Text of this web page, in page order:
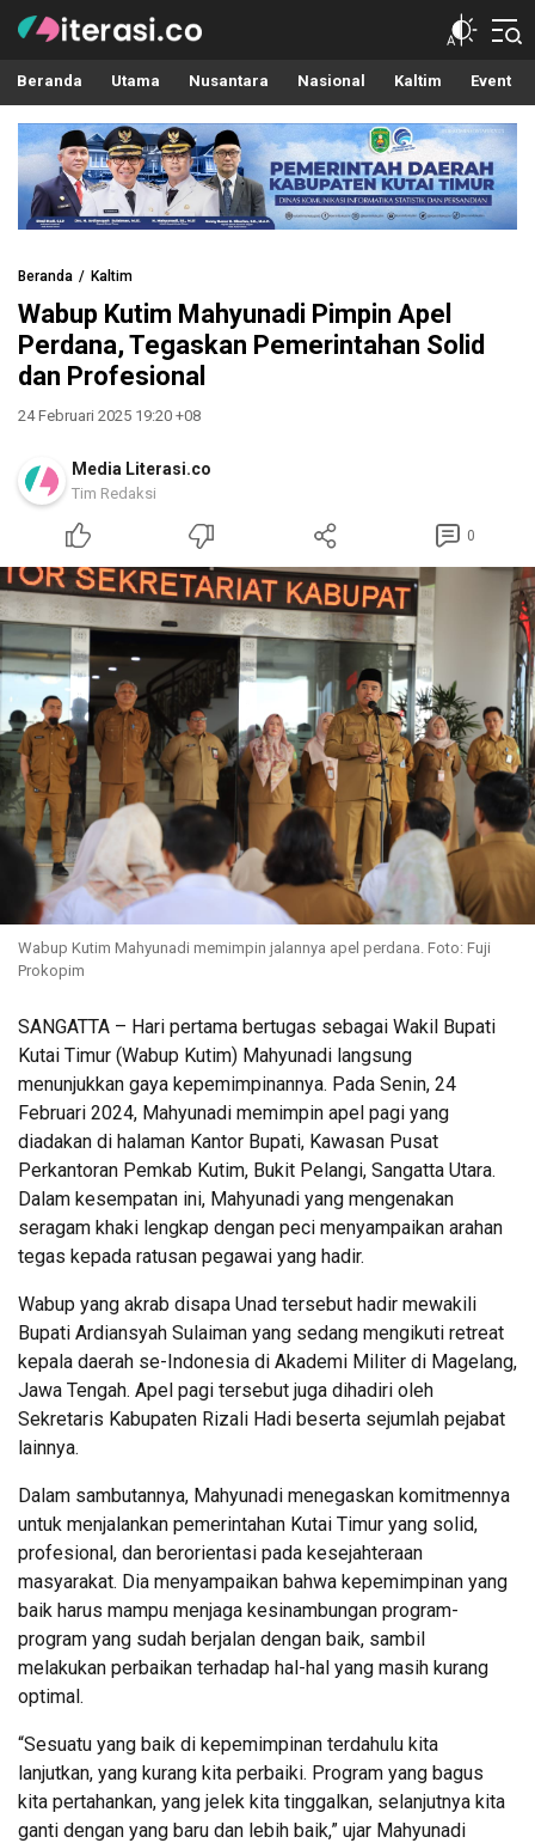
Literasi.co
Pilar Informasi
Beranda Utama Nusantara Nasional Kaltim Event
Beranda Kaltim
Wabup Kutim Mahyunadi Pimpin Apel
Perdana, Tegaskan Pemerintahan Solid
dan Profesional
24 Februari 2025 19:20 +08
Media Literasi.co
Tim Redaksi
0
Wabup Kutim Mahyunadi memimpin jalannya apel perdana. Foto: Fuji
Prokopim
SANGATTA – Hari pertama bertugas sebagai Wakil Bupati
Kutai Timur (Wabup Kutim) Mahyunadi langsung
menunjukkan gaya kepemimpinannya. Pada Senin, 24
Februari 2024, Mahyunadi memimpin apel pagi yang
diadakan di halaman Kantor Bupati, Kawasan Pusat
Perkantoran Pemkab Kutim, Bukit Pelangi, Sangatta Utara.
Dalam kesempatan ini, Mahyunadi yang mengenakan
seragam khaki lengkap dengan peci menyampaikan arahan
tegas kepada ratusan pegawai yang hadir.
Wabup yang akrab disapa Unad tersebut hadir mewakili
Bupati Ardiansyah Sulaiman yang sedang mengikuti retreat
kepala daerah se-Indonesia di Akademi Militer di Magelang,
Jawa Tengah. Apel pagi tersebut juga dihadiri oleh
Sekretaris Kabupaten Rizali Hadi beserta sejumlah pejabat
lainnya.
Dalam sambutannya, Mahyunadi menegaskan komitmennya
untuk menjalankan pemerintahan Kutai Timur yang solid,
profesional, dan berorientasi pada kesejahteraan
masyarakat. Dia menyampaikan bahwa kepemimpinan yang
baik harus mampu menjaga kesinambungan program-
program yang sudah berjalan dengan baik, sambil
melakukan perbaikan terhadap hal-hal yang masih kurang
optimal.
“Sesuatu yang baik di kepemimpinan terdahulu kita
lanjutkan, yang kurang kita perbaiki. Program yang bagus
kita pertahankan, yang jelek kita tinggalkan, selanjutnya kita
ganti dengan yang baru dan lebih baik,” ujar Mahyunadi